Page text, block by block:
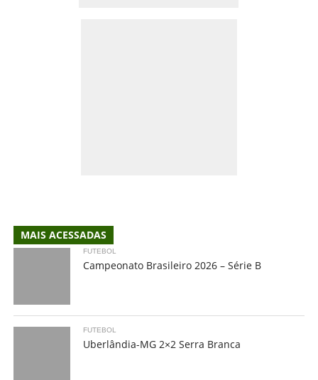
MAIS ACESSADAS
FUTEBOL
Campeonato Brasileiro 2026 – Série B
FUTEBOL
Uberlândia-MG 2×2 Serra Branca